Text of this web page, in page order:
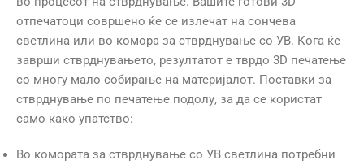
отпечатоци совршено ќе се излечат на сончева
светлина или во комора за стврднување со УВ. Кога ќе
заврши стврднувањето, резултатот е тврдо 3D печатење
со многу мало собирање на материјалот. Поставки за
стврднување по печатење подолу, за да се користат
само како упатство:
Во комората за стврднување со УВ светлина потребни